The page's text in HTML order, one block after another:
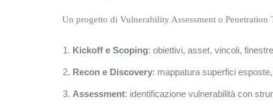
Un progetto di Vulnerability Assessment o
Kickoff e Scoping: obiettivi, asset, vincoli,
Recon e Discovery: mappatura superfici
Assessment: identificazione vulnerabilità con